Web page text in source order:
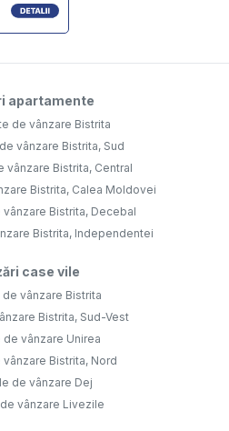
apartamente
de vânzare Bistrita
vânzare Bistrita, Sud
vânzare Bistrita, Central
Bistrita, Calea Moldovei
Bistrita, Decebal
Bistrita, Independentei
case vile
vânzare Bistrita
Bistrita, Sud-Vest
de vânzare Unirea
Bistrita, Nord
de vânzare Dej
vânzare Livezile